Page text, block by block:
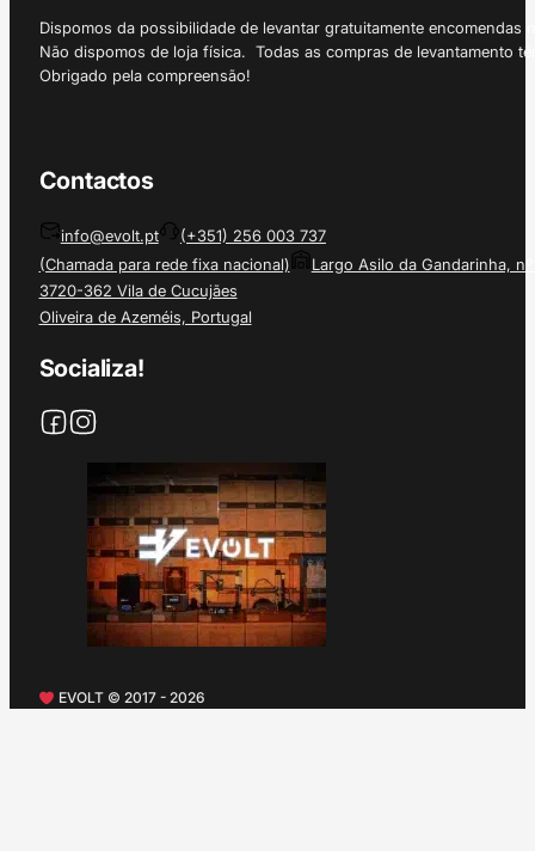
Dispomos da possibilidade de levantar gratuitamente
Não dispomos de loja física. Todas as compras de levantamento
Obrigado pela compreensão!
Contactos
info@evolt.pt
(+351) 256 003 737
(Chamada para rede fixa nacional)
Largo Asilo da Gandarinha, nº
3720-362 Vila de Cucujães
Oliveira de Azeméis, Portugal
Socializa!
EVOLT © 2017 - 2026